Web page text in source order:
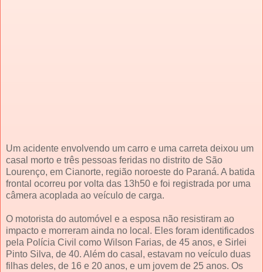
Um acidente envolvendo um carro e uma carreta deixou um
casal morto e três pessoas feridas no distrito de São
Lourenço, em Cianorte, região noroeste do Paraná. A batida
frontal ocorreu por volta das 13h50 e foi registrada por uma
câmera acoplada ao veículo de carga.
O motorista do automóvel e a esposa não resistiram ao
impacto e morreram ainda no local. Eles foram identificados
pela Polícia Civil como Wilson Farias, de 45 anos, e Sirlei
Pinto Silva, de 40. Além do casal, estavam no veículo duas
filhas deles, de 16 e 20 anos, e um jovem de 25 anos. Os